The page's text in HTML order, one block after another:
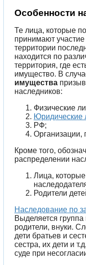
Особенности
Те лица, которые
принимают
территории
находится по
территория, где
имущество. В
имущества
наследников:
Физические
Юридические
РФ;
Организации,
Кроме того,
распределении
Лица,
Родители
Наследование по
Выделяется
родители, внуки.
дети братьев и
сестра, их дети и
суде при